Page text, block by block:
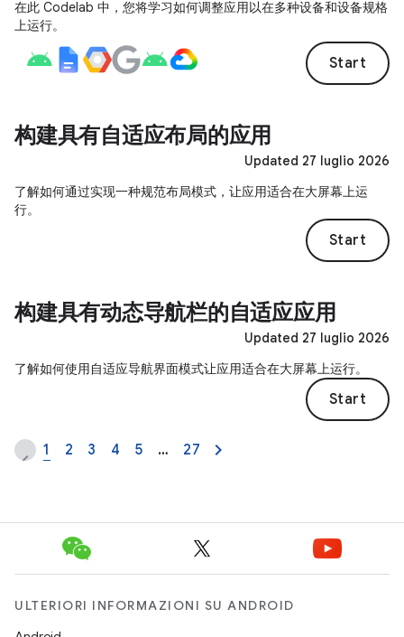
在此 Codelab 中，您将学习如何调整应用以在多种设备和设备规格
上运行。
Start
构建具有自适应布局的应用
Updated 27 luglio 2026
了解如何通过实现一种规范布局模式，让应用适合在大屏幕上运
行。
Start
构建具有动态导航栏的自适应应用
Updated 27 luglio 2026
了解如何使用自适应导航界面模式让应用适合在大屏幕上运行。
Start
1 2 3 4 5 … 27
ULTERIORI INFORMAZIONI SU ANDROID